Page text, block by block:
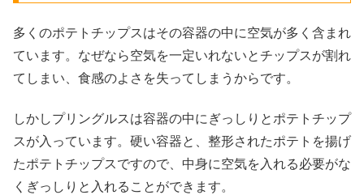
多くのポテトチップスはその容器の中に空気が多く含まれ
ています。なぜなら空気を一定いれないとチップスが割れ
てしまい、食感のよさを失ってしまうからです。
しかしプリングルスは容器の中にぎっしりとポテトチップ
スが入っています。硬い容器と、整形されたポテトを揚げ
たポテトチップスですので、中身に空気を入れる必要がな
くぎっしりと入れることができます。